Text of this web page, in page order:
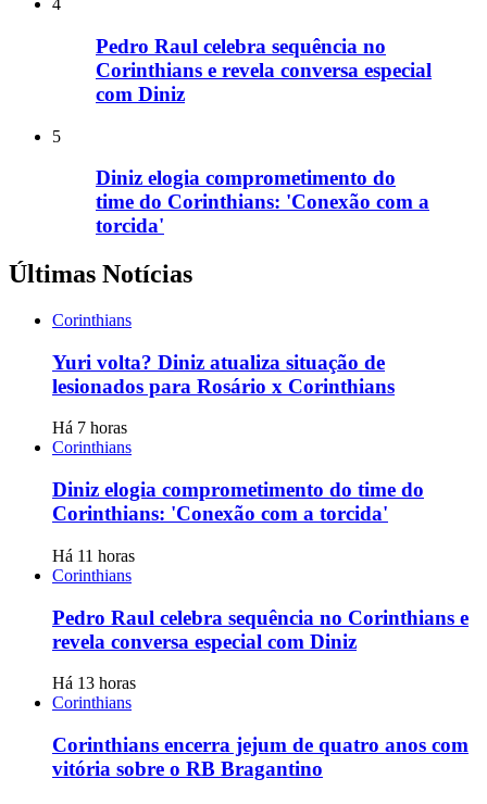
4
Pedro Raul celebra sequência no
Corinthians e revela conversa especial
com Diniz
5
Diniz elogia comprometimento do
time do Corinthians: 'Conexão com a
torcida'
Últimas Notícias
Corinthians
Yuri volta? Diniz atualiza situação de
lesionados para Rosário x Corinthians
Há 7 horas
Corinthians
Diniz elogia comprometimento do time do
Corinthians: 'Conexão com a torcida'
Há 11 horas
Corinthians
Pedro Raul celebra sequência no Corinthians e
revela conversa especial com Diniz
Há 13 horas
Corinthians
Corinthians encerra jejum de quatro anos com
vitória sobre o RB Bragantino